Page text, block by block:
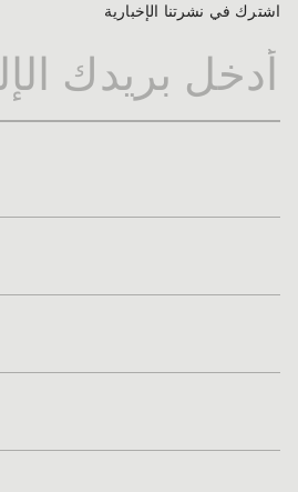
اشترك في نشرتنا الإخبارية